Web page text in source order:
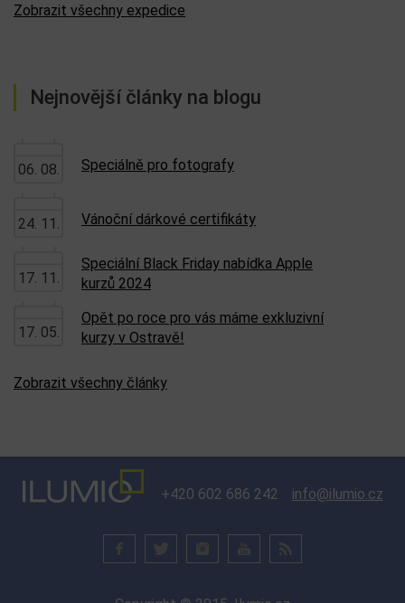
Zobrazit všechny expedice
Nejnovější články na blogu
06. 08. Speciálně pro fotografy
24. 11. Vánoční dárkové certifikáty
17. 11.
Speciální Black Friday nabídka Apple
kurzů 2024
17. 05.
Opět po roce pro vás máme exkluzivní
kurzy v Ostravě!
Zobrazit všechny články
+420 602 686 242 info@ilumio.cz